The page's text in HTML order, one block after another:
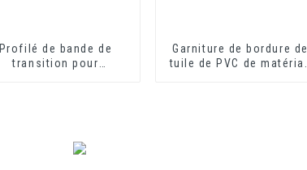
Profilé de bande de
transition pour
Garniture de bordure de
tuile de PVC de matériau